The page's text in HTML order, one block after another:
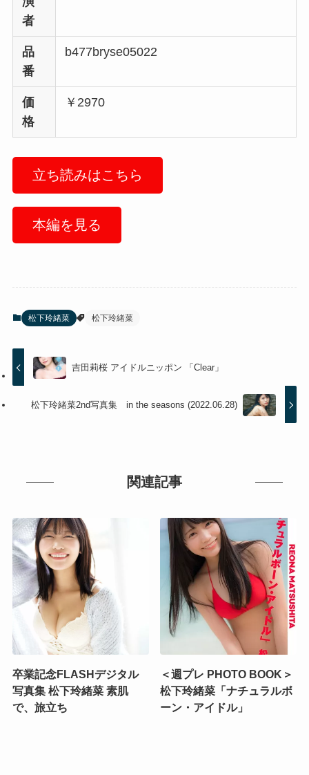
者
品
番
b477bryse05022
価
格
￥2970
立ち読みはこちら
本編を見る
松下玲緒菜 松下玲緒菜
吉田莉桜 アイドルニッポン 「Clear」
松下玲緒菜2nd写真集 in the seasons (2022.06.28)
関連記事
卒業記念FLASHデジタル
写真集 松下玲緒菜 素肌
で、旅立ち
＜週プレ PHOTO BOOK＞
松下玲緒菜「ナチュラルボ
ーン・アイドル」